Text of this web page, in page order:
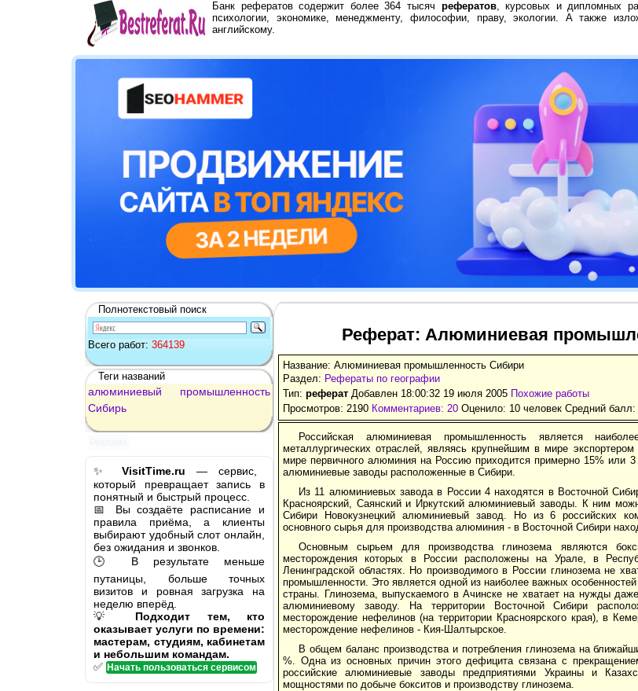
Банк рефератов содержит более 364 тысяч рефератов, курсовых и дипломных
психологии, экономике, менеджменту, философии, праву, экологии. А также
английскому.
Полнотекстовый поиск
Всего работ: 364139
Теги названий
алюминиевый
промышленность
Сибирь
✨ VisitTime.ru — сервис,
который превращает запись в
понятный и быстрый процесс.
📅 Вы создаёте расписание и
правила приёма, а клиенты
выбирают удобный слот онлайн,
без ожидания и звонков.
🕒 В результате меньше
путаницы, больше точных
визитов и ровная загрузка на
неделю вперёд.
💡 Подходит тем, кто
оказывает услуги по времени:
мастерам, студиям, кабинетам
и небольшим командам.
✅ Начать пользоваться сервисом
Реферат: Алюминиевая
Название: Алюминиевая промышленность Сибири
Раздел: Рефераты по географии
Тип: реферат Добавлен 18:00:32 19 июля 2005 Похожие работы
Просмотров: 2190 Комментариев: 20 Оценило: 10 человек Средний
Российская алюминиевая промышленность является
металлургических отраслей, являясь крупнейшим в мире
мире первичного алюминия на Россию приходится примерно 15% или
алюминиевые заводы расположенные в Сибири.
Из 11 алюминиевых завода в России 4 находятся в Восточной
Красноярский, Саянский и Иркутский алюминиевый заводы. К ним
Сибири Новокузнецкий алюминиевый завод. Но из 6 российских
основного сырья для производства алюминия - в Восточной Сибири
Основным сырьем для производства глинозема являются
месторождения которых в России расположены на Урале, в
Ленинградской областях. Но производимого в России глинозема не
промышленности. Это является одной из наиболее важных
страны. Глинозема, выпускаемого в Ачинске не хватает на нужды
алюминиевому заводу. На территории Восточной Сибири
месторождение нефелинов (на территории Красноярского края), в
месторождение нефелинов - Кия-Шалтырское.
В общем баланс производства и потребления глинозема на
%. Одна из основных причин этого дефицита связана с
российские алюминиевые заводы предприятиями Украины и
мощностями по добыче бокситов и производству глинозема.